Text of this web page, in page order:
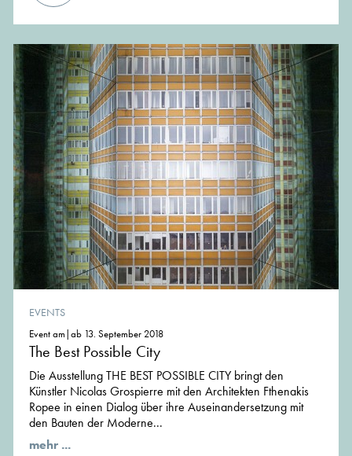
EVENTS
Event am|ab 13. September 2018
The Best Possible City
Die Ausstellung THE BEST POSSIBLE CITY bringt den
Künstler Nicolas Grospierre mit den Architekten Fthenakis
Ropee in einen Dialog über ihre Auseinandersetzung mit
den Bauten der Moderne...
mehr ...